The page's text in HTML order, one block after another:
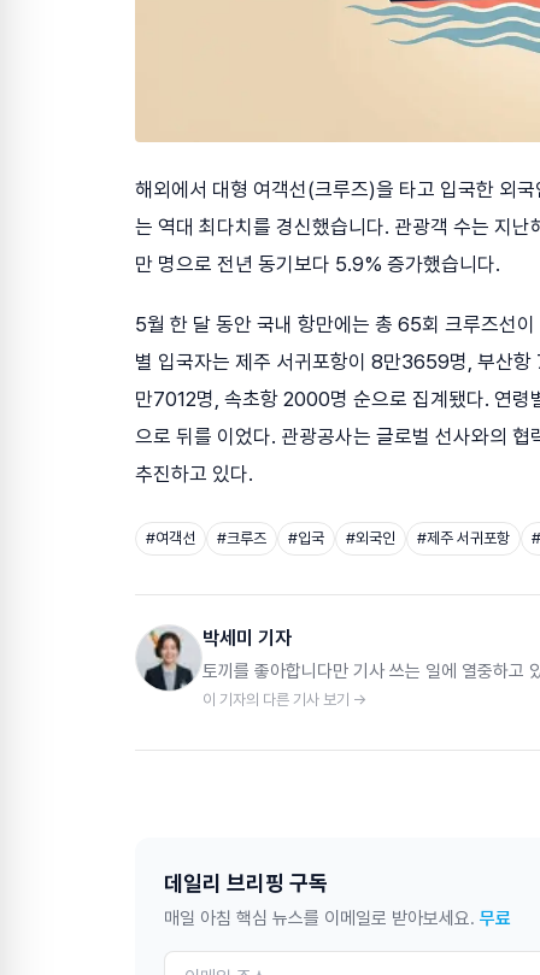
해외에서 대형 여객선(크루즈)을 타고 입국한 외
는 역대 최다치를 경신했습니다. 관광객 수는 지
만 명으로 전년 동기보다 5.9% 증가했습니다.
5월 한 달 동안 국내 항만에는 총 65회 크루즈선
별 입국자는 제주 서귀포항이 8만3659명, 부산
만7012명, 속초항 2000명 순으로 집계됐다. 연
으로 뒤를 이었다. 관광공사는 글로벌 선사와의
추진하고 있다.
#여객선 #크루즈 #입국 #외국인 #제주 서귀포항 #
박세미 기자
토끼를 좋아합니다만 기사 쓰는 일에 열중하고
이 기자의 다른 기사 보기 →
데일리 브리핑 구독
매일 아침 핵심 뉴스를 이메일로 받아보세요. 무료